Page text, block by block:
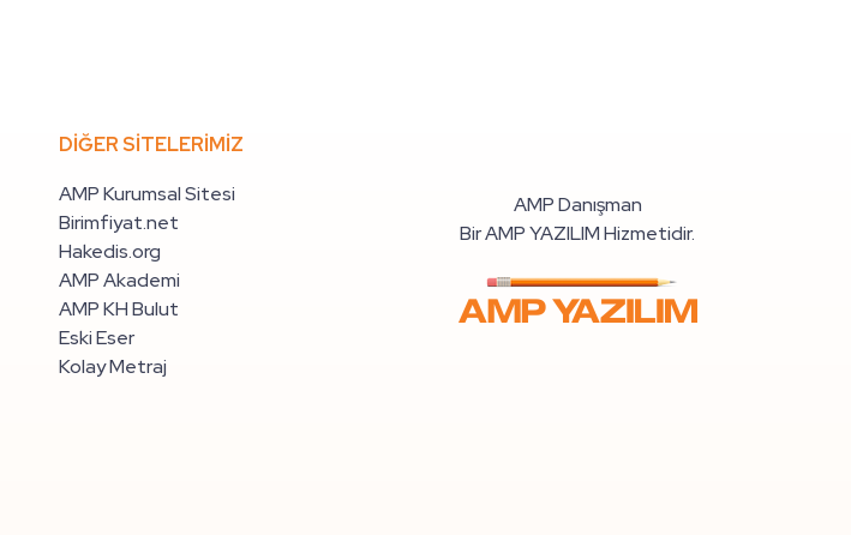
DİĞER SİTELERİMİZ
AMP Kurumsal Sitesi
Birimfiyat.net
Hakedis.org
AMP Akademi
AMP KH Bulut
Eski Eser
Kolay Metraj
AMP Danışman
Bir AMP YAZILIM Hizmetidir.